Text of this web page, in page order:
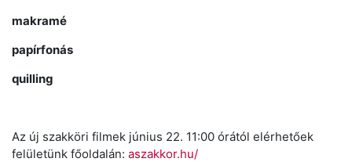
makramé
papírfonás
quilling
Az új szakköri filmek június 22. 11:00 órától elérhetőek
felületünk főoldalán: aszakkor.hu/